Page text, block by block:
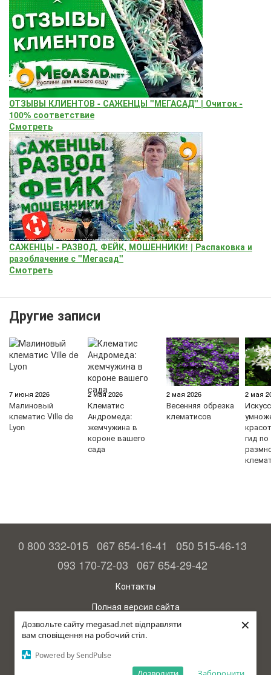
Дозвольте сайту megasad.net відправляти
вам сповіщення на робочий стіл.
Powered by SendPulse
×
ОТЗЫВЫ КЛИЕНТОВ - САЖЕНЦЫ "МЕГАСАД" | Очиток -
100% соответствие
Смотреть
САЖЕНЦЫ - РАЗВОД, ФЕЙК, МОШЕННИКИ! | Распаковка и
разоблачение с "Мегасад"
Смотреть
Другие записи
7 июня 2026
Малиновый
клематис Ville de
Lyon
2 мая 2026
Клематис
Андромеда:
жемчужина в
короне вашего
сада
2 мая 2026
Весенняя обрезка
клематисов
2 мая
гид по
0 800 332-015 067 654-16-41
050 515-46-13
093 170-72-03 067 654-29-42
Контакты
Полная версия сайта
© 2015—2026
Megasad - гарантия высокого урожая